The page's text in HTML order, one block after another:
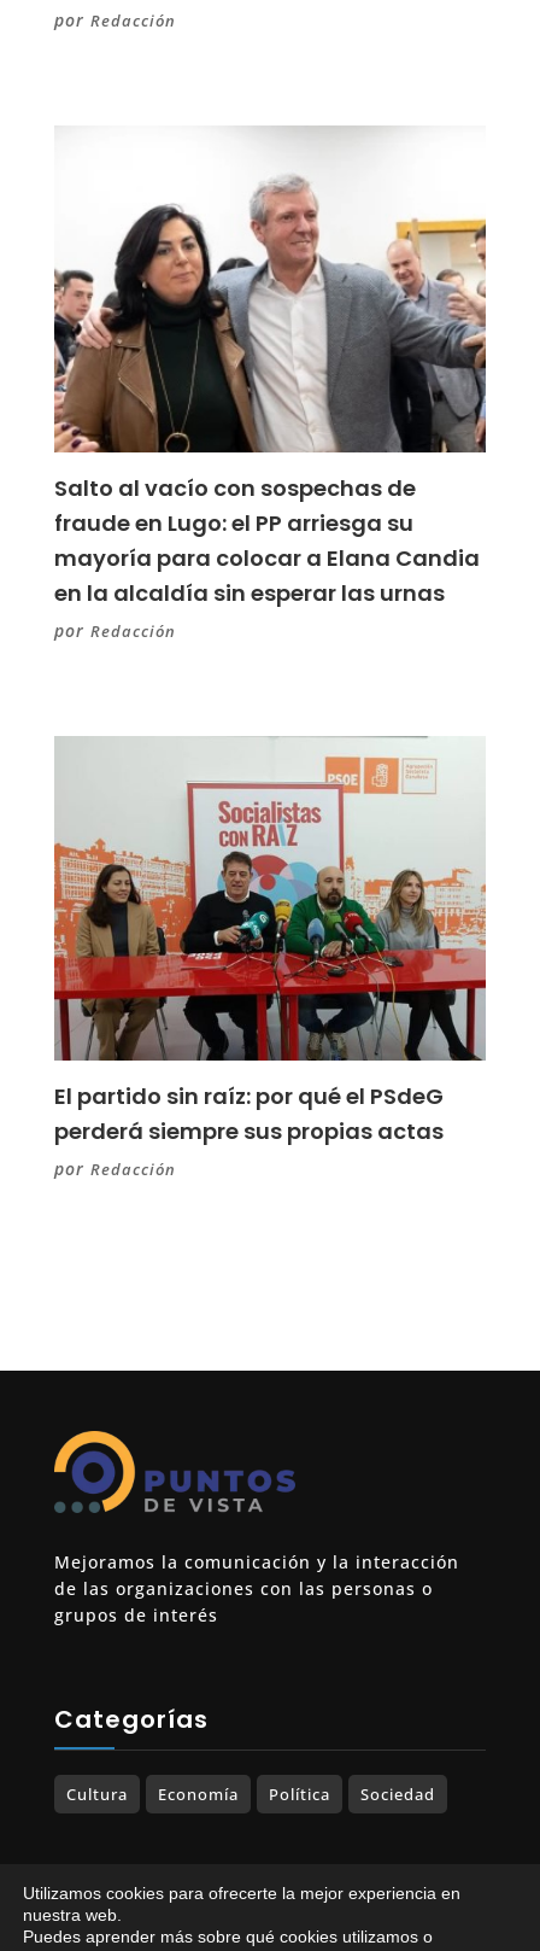
por Redacción
Salto al vacío con sospechas de
fraude en Lugo: el PP arriesga su
mayoría para colocar a Elana Candia
en la alcaldía sin esperar las urnas
por Redacción
El partido sin raíz: por qué el PSdeG
perderá siempre sus propias actas
por Redacción
Mejoramos la comunicación y la interacción
de las organizaciones con las personas o
grupos de interés
Categorías
Cultura Economía Política Sociedad
© 2023-2025 PUNTOS DE VISTA. Todos los
derechos reservados.
Utilizamos cookies para ofrecerte la mejor experiencia en
nuestra web.
Puedes aprender más sobre qué cookies utilizamos o